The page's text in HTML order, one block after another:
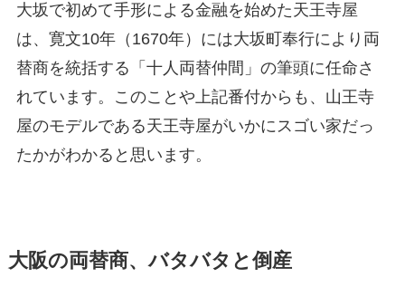
大坂で初めて手形による金融を始めた天王寺屋
は、寛文10年（1670年）には大坂町奉行により両
替商を統括する「十人両替仲間」の筆頭に任命さ
れています。このことや上記番付からも、山王寺
屋のモデルである天王寺屋がいかにスゴい家だっ
たかがわかると思います。
大阪の両替商、バタバタと倒産